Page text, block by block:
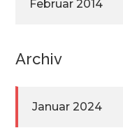
Februar 2014
Archiv
Januar 2024